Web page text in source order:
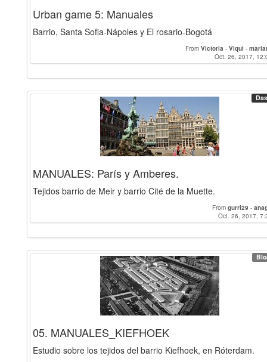
Urban game 5: Manuales
Barrio, Santa Sofia-Nápoles y El rosario-Bogotá
From Victoria - Viqui -
Oct. 26, 2017,
MANUALES: París y Amberes.
Tejidos barrio de Meir y barrio Cité de la Muette.
From gurri29 -
Oct. 26, 2017,
05. MANUALES_KIEFHOEK
Estudio sobre los tejidos del barrio Kiefhoek, en Róterdam.